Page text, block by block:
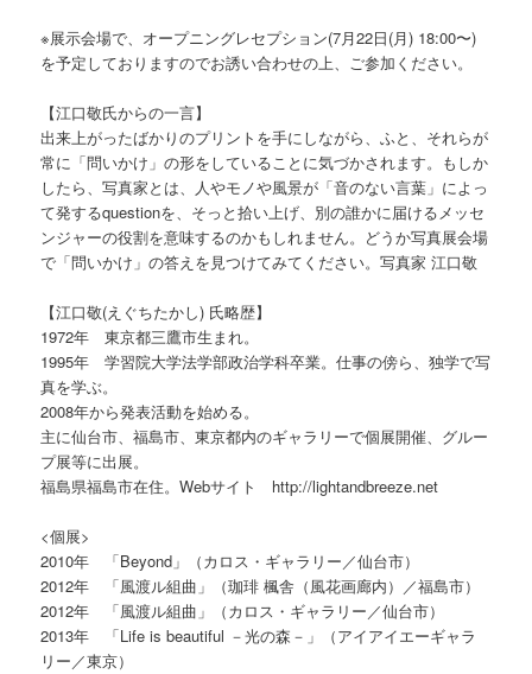
※展示会場で、オープニングレセプション(7月22日(月) 18:00〜)
を予定しておりますのでお誘い合わせの上、ご参加ください。
【江口敬氏からの一言】
出来上がったばかりのプリントを手にしながら、ふと、それらが
常に「問いかけ」の形をしていることに気づかされます。もしか
したら、写真家とは、人やモノや風景が「音のない言葉」によっ
て発するquestionを、そっと拾い上げ、別の誰かに届けるメッセ
ンジャーの役割を意味するのかもしれません。どうか写真展会場
で「問いかけ」の答えを見つけてみてください。写真家 江口敬
【江口敬(えぐちたかし) 氏略歴】
1972年 東京都三鷹市生まれ。
1995年 学習院大学法学部政治学科卒業。仕事の傍ら、独学で写
真を学ぶ。
2008年から発表活動を始める。
主に仙台市、福島市、東京都内のギャラリーで個展開催、グルー
プ展等に出展。
福島県福島市在住。Webサイト http://lightandbreeze.net
<個展>
2010年 「Beyond」（カロス・ギャラリー／仙台市）
2012年 「風渡ル組曲」（珈琲 楓舎（風花画廊内）／福島市）
2012年 「風渡ル組曲」（カロス・ギャラリー／仙台市）
2013年 「Life is beautiful －光の森－」（アイアイエーギャラ
リー／東京）